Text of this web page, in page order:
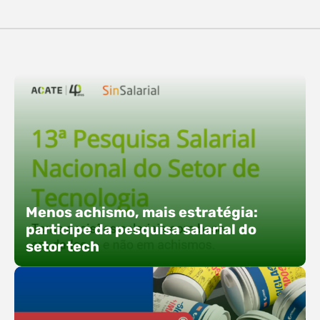
O Polo ACATE-ACIRS confirma presença na
direta: transformar o espaço em um ponto ativo
de conexões e oportunidades. Ao lado do polo, 13
empresas associadas integram o espaço tech,
que estará conectado a um dos palcos
alternativos do evento. A presença conjunta
fortalece o ecossistema e amplia…
Menos achismo, mais estratégia:
participe da pesquisa salarial do
setor tech